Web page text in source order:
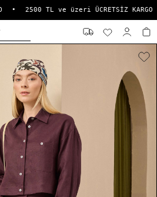
• 2500 TL ve üzeri ÜCRETSİZ KARGO